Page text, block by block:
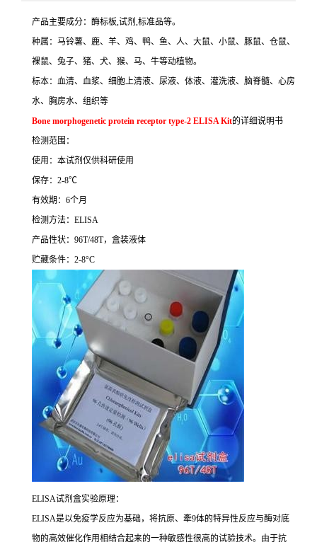
产品主要成分：酶标板,试剂 ,标准品等。
种属：马铃薯、鹿、羊、鸡、鸭、鱼、人、大鼠、小鼠、豚鼠、仓鼠、
裸鼠、兔子、猪、犬、猴、马、牛等动植物。
标本：血清、血浆、细胞上清液、尿液、体液、灌洗液、脑脊髓、心房
水、胸房水、组织等
Bone morphogenetic protein receptor type-2 ELISA Kit的详细说明书
检测范围：
使用：本试剂仅供科研使用
保存： 2-8℃
有效期： 6个月
检测方法： ELISA
产品性状： 96T/48T，盒装液体
贮藏条件： 2-8°C
ELISA试剂盒实验原理：
ELISA是以免疫学反应为基础，将抗原、牽9体的特异性反应与酶对底
物的高效催化作用相结合起来的一种敏感性很高的试验技术。由于抗